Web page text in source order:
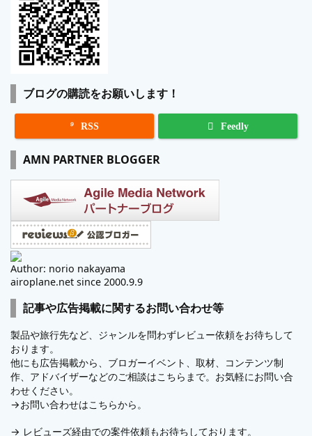
ブログの購読をお願いします！
 RSS Feedly
AMN PARTNER BLOGGER
Author: norio nakayama
airoplane.net since 2000.9.9
記事や広告掲載に関するお問い合わせ等
製品や旅行先など、ジャンルを問わずレビュー依頼をお待ちして
おります。
他にも広告掲載から、ブロガーイベント、取材、コンテンツ制
作、アドバイザーなどのご相談はこちらまで。お気軽にお問い合
わせください。
→お問い合わせはこちらから。
→ レビューズ経由での案件依頼もお待ちしております。